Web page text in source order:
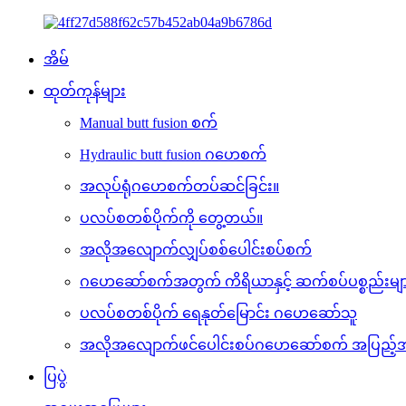
အိမ်
ထုတ်ကုန်များ
Manual butt fusion စက်
Hydraulic butt fusion ဂဟေစက်
အလုပ်ရုံဂဟေစက်တပ်ဆင်ခြင်း။
ပလပ်စတစ်ပိုက်ကို တွေ့တယ်။
အလိုအလျောက်လျှပ်စစ်ပေါင်းစပ်စက်
ဂဟေဆော်စက်အတွက် ကိရိယာနှင့် ဆက်စပ်ပစ္စည်းမျာ
ပလပ်စတစ်ပိုက် ရေနုတ်မြောင်း ဂဟေဆော်သူ
အလိုအလျောက်ဖင်ပေါင်းစပ်ဂဟေဆော်စက် အပြည့်
ပြပွဲ